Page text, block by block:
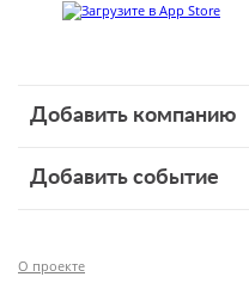
Добавить компанию
Добавить событие
О проекте